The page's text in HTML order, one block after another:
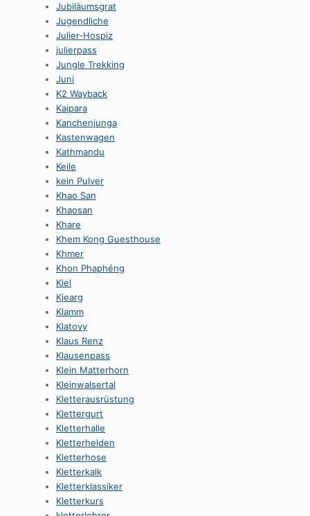
Jubiläumsgrat
Jugendliche
Julier-Hospiz
julierpass
Jungle Trekking
Juni
K2 Wayback
Kaipara
Kanchenjunga
Kastenwagen
Kathmandu
Keile
kein Pulver
Khao San
Khaosan
Khare
Khem Kong Guesthouse
Khmer
Khon Phaphéng
Kiel
Kjearg
Klamm
Klatovy
Klaus Renz
Klausenpass
Klein Matterhorn
Kleinwalsertal
Kletterausrüstung
Klettergurt
Kletterhalle
Kletterhelden
Kletterhose
Kletterkalk
Kletterklassiker
Kletterkurs